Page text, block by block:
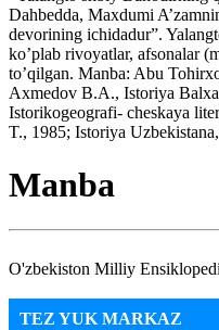
Dahbedda, Maxdumi
devorining ichidadur”.
ko’plab rivoyatlar, afsonalar
to’qilgan. Manba: Abu
Axmedov B.A., Istoriya
Istorikogeografi- cheskaya
T., 1985; Istoriya
Manba
O'zbekiston Milliy
TEZ YUK MARKAZ